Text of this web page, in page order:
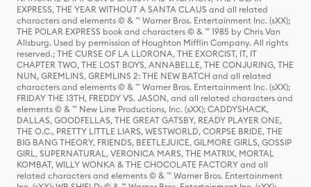
EXPRESS, THE YEAR WITHOUT A SANTA CLAUS and all related
characters and elements © & ™ Warner Bros. Entertainment Inc. (sXX);
THE POLAR EXPRESS book and characters © & ™ 1985 by Chris Van
Allsburg. Used by permission of Houghton Mifflin Company. All rights
reserved.; THE CURSE OF LA LLORONA, THE EXORCIST, IT, IT
CHAPTER TWO, THE LOST BOYS, ANNABELLE, THE CONJURING, THE
NUN, GREMLINS, GREMLINS 2: THE NEW BATCH and all related
characters and elements © & ™ Warner Bros. Entertainment Inc. (sXX);
FRIDAY THE 13TH, FREDDY VS. JASON, and all related characters and
elements © & ™ New Line Productions, Inc. (sXX); CADDYSHACK,
DALLAS, GOODFELLAS, THE GREAT GATSBY, READY PLAYER ONE,
THE O.C., PRETTY LITTLE LIARS, WESTWORLD, CORPSE BRIDE, THE
BIG BANG THEORY, FRIENDS, BEETLEJUICE, GILMORE GIRLS, GOSSIP
GIRL, SUPERNATURAL, VERONICA MARS, THE MATRIX, MORTAL
KOMBAT, WILLY WONKA & THE CHOCOLATE FACTORY and all
related characters and elements © & ™ Warner Bros. Entertainment